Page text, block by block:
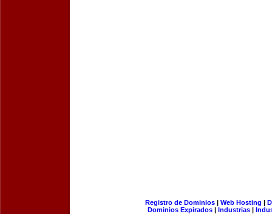
Registro de Dominios| Web Hosting |
Dominios Expirados | Industrias |